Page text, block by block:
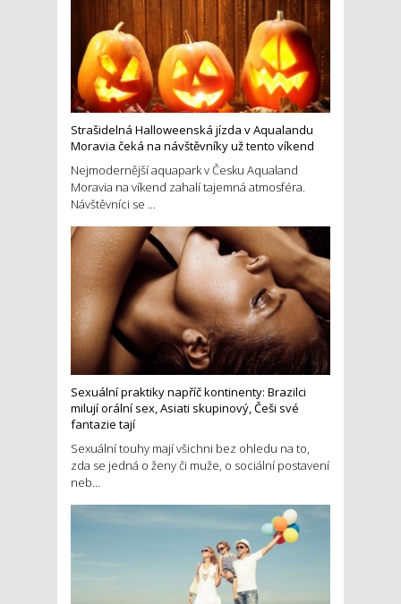
Strašidelná Halloweenská jízda v Aqualandu
Moravia čeká na návštěvníky už tento víkend
Nejmodernější aquapark v Česku Aqualand
Moravia na víkend zahalí tajemná atmosféra.
Návštěvníci se ...
Sexuální praktiky napříč kontinenty: Brazilci
milují orální sex, Asiati skupinový, Češi své
fantazie tají
Sexuální touhy mají všichni bez ohledu na to,
zda se jedná o ženy či muže, o sociální postavení
neb...